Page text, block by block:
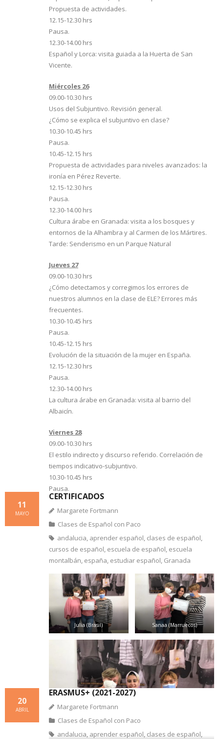
Propuesta de actividades.
12.15-12.30 hrs
Pausa.
12.30-14.00 hrs
Español y Lorca: visita guiada a la Huerta de San
Vicente.
Miércoles 26
09.00-10.30 hrs
Usos del Subjuntivo. Revisión general.
¿Cómo se explica el subjuntivo en clase?
10.30-10.45 hrs
Pausa.
10.45-12.15 hrs
Propuesta de actividades para niveles avanzados: la
ironía en Pérez Reverte.
12.15-12.30 hrs
Pausa.
12.30-14.00 hrs
Cultura árabe en Granada: visita a los bosques y
entornos de la Alhambra y al Carmen de los Mártires.
Tarde: Senderismo en un Parque Natural
Jueves 27
09.00-10.30 hrs
¿Cómo detectamos y corregimos los errores de
nuestros alumnos en la clase de ELE? Errores más
frecuentes.
10.30-10.45 hrs
Pausa.
10.45-12.15 hrs
Evolución de la situación de la mujer en España.
12.15-12.30 hrs
Pausa.
12.30-14.00 hrs
La cultura árabe en Granada: visita al barrio del
Albaicín.
Viernes 28
09.00-10.30 hrs
El estilo indirecto y discurso referido. Correlación de
tiempos indicativo-subjuntivo.
10.30-10.45 hrs
Pausa.
10.45-12.15 hrs
Presentación del libro “Objetivo: subjuntivo”: ideas
para la clase de ELE.
12.15-12.30 hrs
12.30-14.00 hrs
clase de ELE.
14.00-14.15 hrs
Evaluación del curso y de la estancia en Granada.
CERTIFICADOS
11
MAYO
Margarete Fortmann
Clases de Español con Paco
andalucia, aprender español, clases de español,
cursos de español, escuela de español, escuela
montalbán, españa, estudiar español, Granada
Julia (Brasil) Sanaa (Marruecos)
ERASMUS+ (2021-2027)
20
ABRIL
Margarete Fortmann
Clases de Español con Paco
andalucia, aprender español, clases de español,